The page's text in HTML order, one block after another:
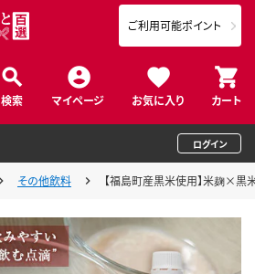
検索 マイページ お気に入り カート
ご利用可能ポイント
ログイン
その他飲料 【福島町産黒米使用】米麹×黒